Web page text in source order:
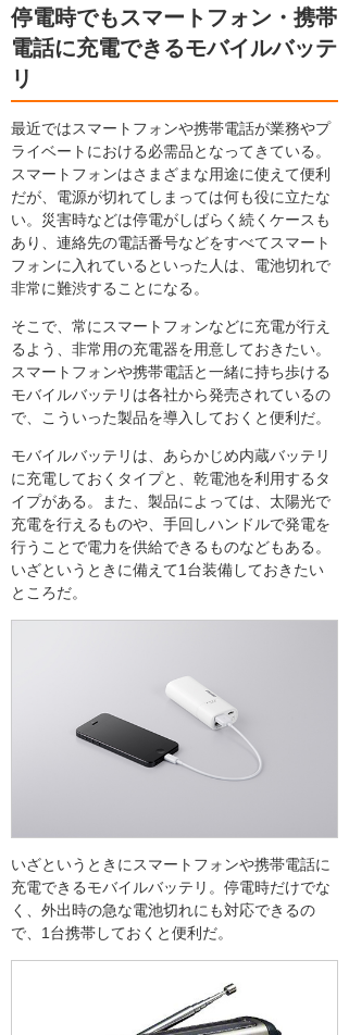
停電時でもスマートフォン・携帯
電話に充電できるモバイルバッテ
リ
最近ではスマートフォンや携帯電話が業務やプ
ライベートにおける必需品となってきている。
スマートフォンはさまざまな用途に使えて便利
だが、電源が切れてしまっては何も役に立たな
い。災害時などは停電がしばらく続くケースも
あり、連絡先の電話番号などをすべてスマート
フォンに入れているといった人は、電池切れで
非常に難渋することになる。
そこで、常にスマートフォンなどに充電が行え
るよう、非常用の充電器を用意しておきたい。
スマートフォンや携帯電話と一緒に持ち歩ける
モバイルバッテリは各社から発売されているの
で、こういった製品を導入しておくと便利だ。
モバイルバッテリは、あらかじめ内蔵バッテリ
に充電しておくタイプと、乾電池を利用するタ
イプがある。また、製品によっては、太陽光で
充電を行えるものや、手回しハンドルで発電を
行うことで電力を供給できるものなどもある。
いざというときに備えて1台装備しておきたい
ところだ。
いざというときにスマートフォンや携帯電話に
充電できるモバイルバッテリ。停電時だけでな
く、外出時の急な電池切れにも対応できるの
で、1台携帯しておくと便利だ。